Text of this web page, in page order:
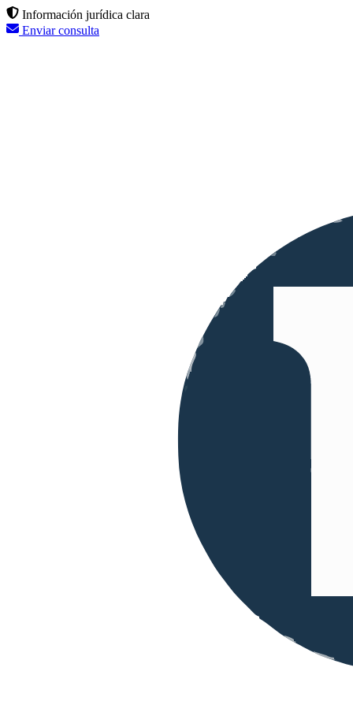
Información jurídica clara
Enviar consulta